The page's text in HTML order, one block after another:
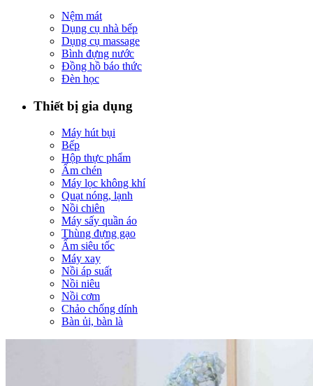
Nệm mát
Dụng cụ nhà bếp
Dụng cụ massage
Bình đựng nước
Đồng hồ báo thức
Đèn học
Thiết bị gia dụng
Máy hút bụi
Bếp
Hộp thực phẩm
Ấm chén
Máy lọc không khí
Quạt nóng, lạnh
Nồi chiên
Máy sấy quần áo
Thùng đựng gạo
Ấm siêu tốc
Máy xay
Nồi áp suất
Nồi niêu
Nồi cơm
Chảo chống dính
Bàn ủi, bàn là